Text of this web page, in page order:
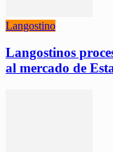
Langostino
Langostinos
al mercado de